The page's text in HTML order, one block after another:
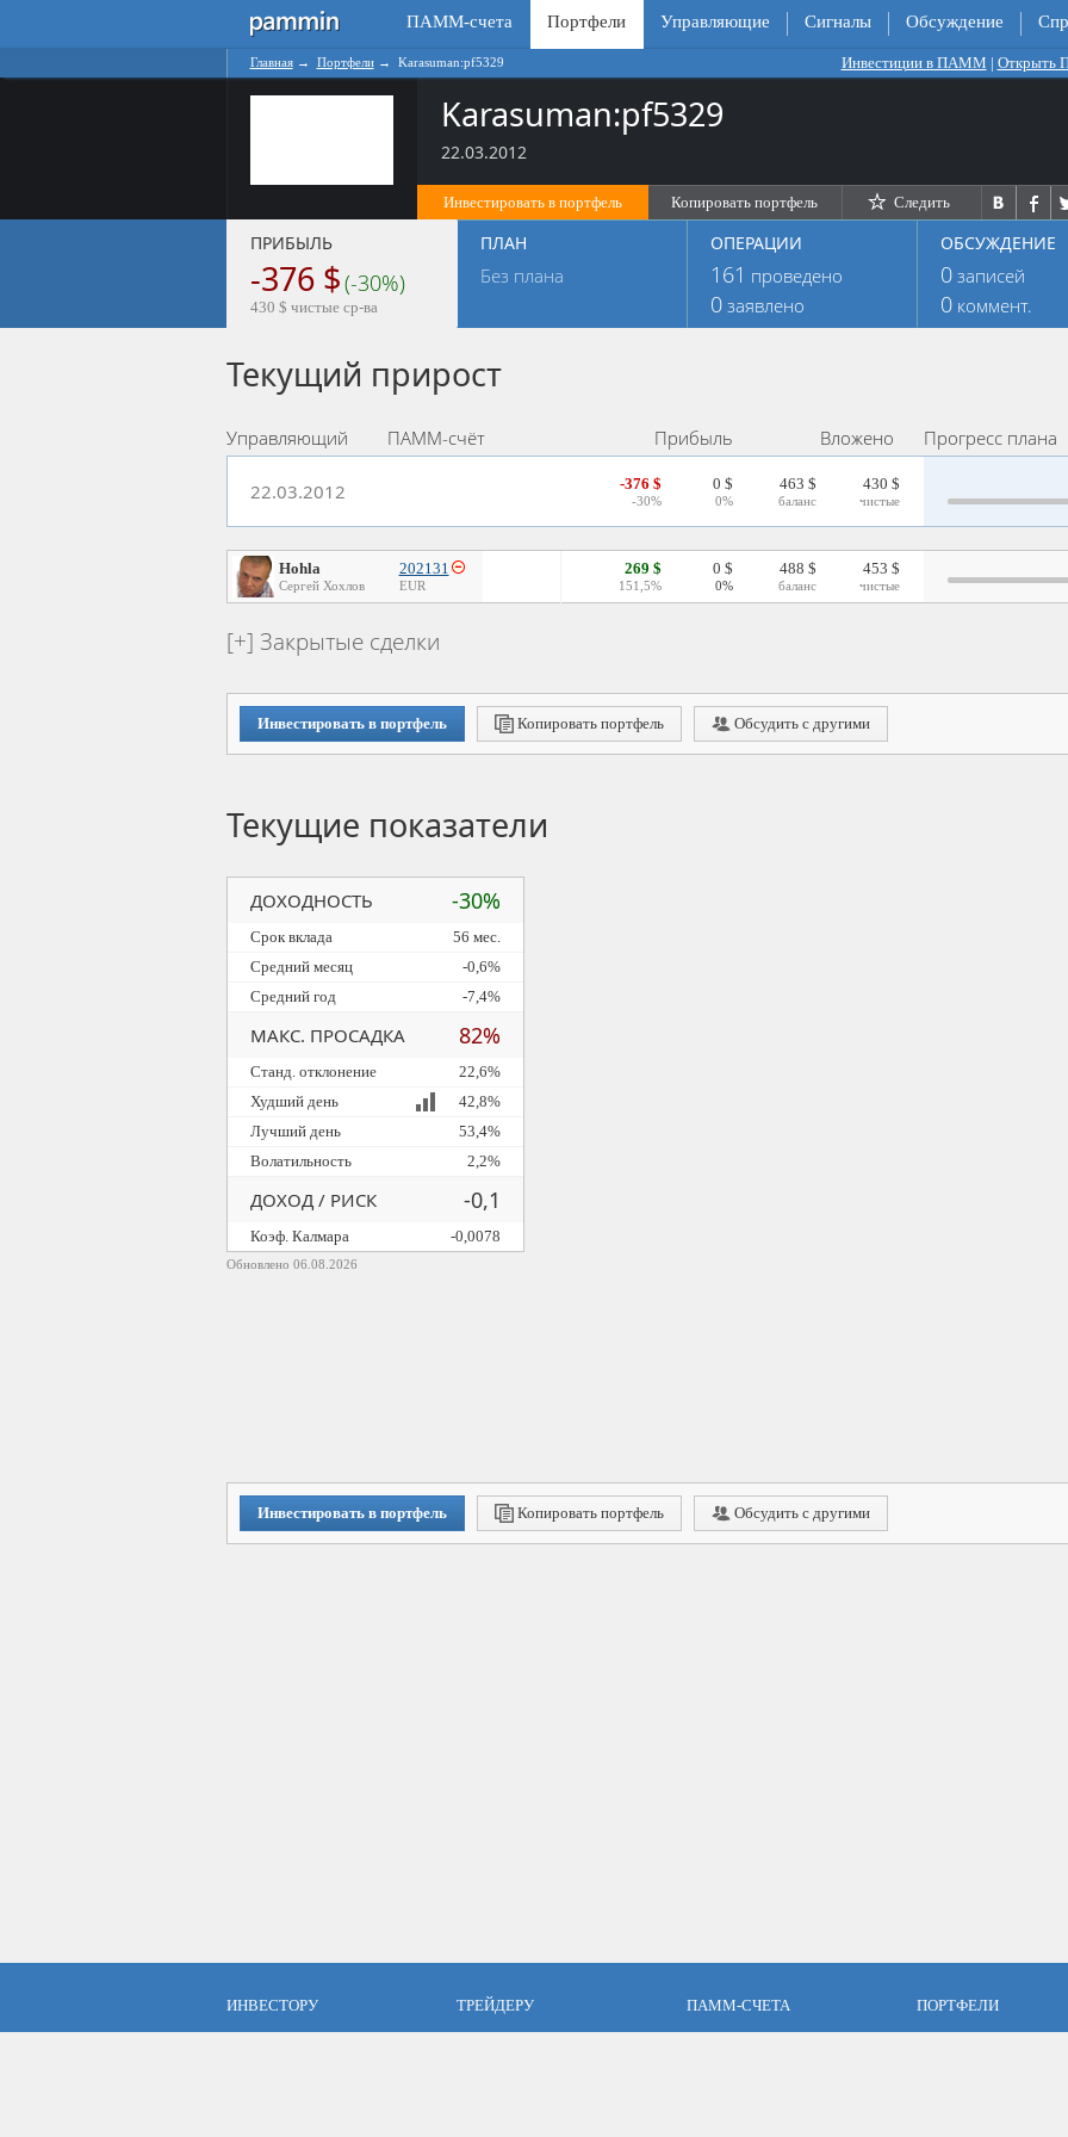
ПАММ-счета Портфели Управляющие Сигналы Обсуждение
Главная→ Портфели→ Karasuman:pf5329 Инвестиции в ПАММ |
Karasuman:pf5329
22.03.2012
Инвестировать в портфель Копировать портфель Следить
ПРИБЫЛЬ
-376 $(-30%)
430 $ чистые ср-ва
ПЛАН
Без плана
ОПЕРАЦИИ
161 проведено
0заявлено
ОБСУЖДЕНИЕ
0записей
0коммент.
Текущий прирост
Управляющий ПАММ-счёт Прибыль Вложено Прогресс плана
22.03.2012 -376 $
-30%
0 $
0%
463 $
баланс
430 $
чистые
Hohla
Сергей Хохлов
202131
EUR
269 $
151,5%
0 $
0%
488 $
баланс
453 $
чистые
Закрытые сделки
Инвестировать в портфель Копировать портфель Обсудить с другими
Текущие показатели
Обновлено 06.08.2026
ДОХОДНОСТЬ -30%
Срок вклада
56 мес.
Средний месяц
-0,6%
Средний год
-7,4%
МАКС. ПРОСАДКА 82%
Станд. отклонение
22,6%
Худший день
42,8%
Лучший день
53,4%
Волатильность
2,2%
ДОХОД / РИСК -0,1
Коэф. Калмара -0,0078
Инвестировать в портфель Копировать портфель Обсудить с другими
ИНВЕСТОРУ
ТРЕЙДЕРУ
ПАММ-СЧЕТА
ПОРТФЕЛИ